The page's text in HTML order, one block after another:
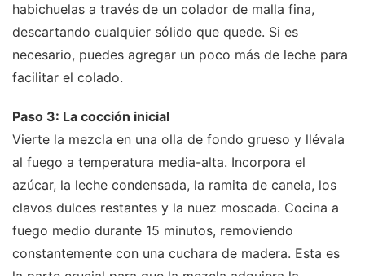
habichuelas a través de un colador de malla fina,
descartando cualquier sólido que quede. Si es
necesario, puedes agregar un poco más de leche para
facilitar el colado.
Paso 3: La cocción inicial
Vierte la mezcla en una olla de fondo grueso y llévala
al fuego a temperatura media-alta. Incorpora el
azúcar, la leche condensada, la ramita de canela, los
clavos dulces restantes y la nuez moscada. Cocina a
fuego medio durante 15 minutos, removiendo
constantemente con una cuchara de madera. Esta es